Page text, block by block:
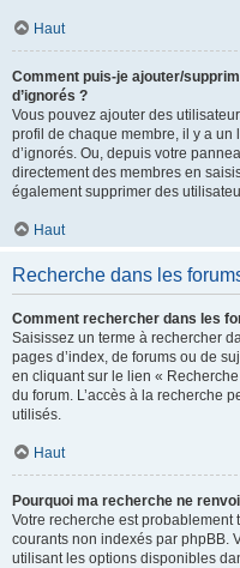
Haut
Comment puis-je ajouter/
d’ignorés ?
Vous pouvez ajouter des
profil de chaque membre, il y a un
d’ignorés. Ou, depuis votre
directement des membres en
également supprimer des
Haut
Recherche dans les
Comment rechercher dans les
Saisissez un terme à rechercher
pages d’index, de forums ou de
en cliquant sur le lien «
du forum. L’accès à la recherche
utilisés.
Haut
Pourquoi ma recherche ne
Votre recherche est
courants non indexés par phpBB.
utilisant les options disponibles